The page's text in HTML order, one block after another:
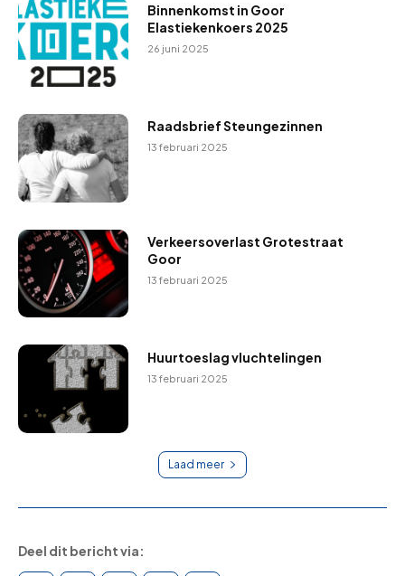
Binnenkomst in Goor
Elastiekenkoers 2025
26 juni 2025
Raadsbrief Steungezinnen
13 februari 2025
Verkeersoverlast Grotestraat
Goor
13 februari 2025
Huurtoeslag vluchtelingen
13 februari 2025
Laad meer
Deel dit bericht via: